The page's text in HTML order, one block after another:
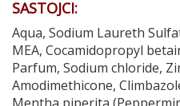
SASTOJCI:
Aqua, Sodium Laureth
MEA, Cocamidopropyl
Parfum, Sodium chloride,
Amodimethicone,